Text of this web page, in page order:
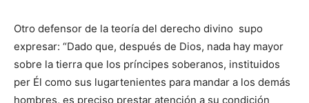
Otro defensor de la teoría del derecho divino supo
expresar: “Dado que, después de Dios, nada hay mayor
sobre la tierra que los príncipes soberanos, instituidos
per Él como sus lugartenientes para mandar a los demás
hombres, es preciso prestar atención a su condición